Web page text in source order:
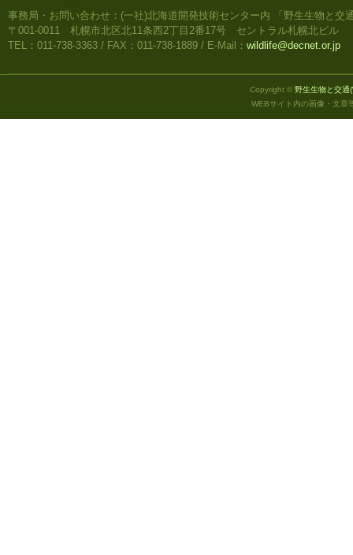
事務局・お問い合わせ：(一社)北海道開発技術センター内 「野生生物と交
〒001-0011 札幌市北区北11条西2丁目2番17号 セントラル札幌北ビル
TEL：011-738-3363 / FAX：011-738-1889 / E-Mail： wildlife@decnet.or.jp
Copyright © 野生生物と交通
WEBサイト内の画像・文章